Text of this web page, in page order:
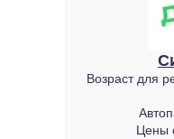
Возраст для
Цены